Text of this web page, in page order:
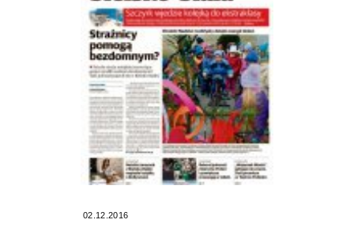
02.12.2016